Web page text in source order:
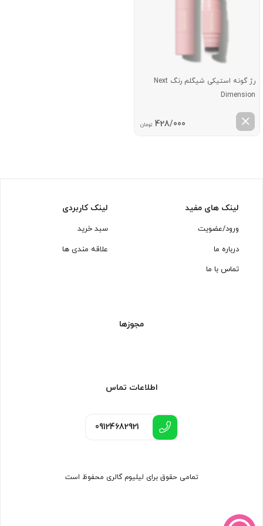
رژ گونه استیکی شیگلم رنگ Next
Dimension
428/000 تومان
لینک های مفید
ورود/عضویت
درباره ما
تماس با ما
لینک کاربردی
سبد خرید
علاقه مندی ها
مجوزها
اطلاعات تماس
09124682921
تمامی حقوق برای لیلیوم گالری محفوظ است